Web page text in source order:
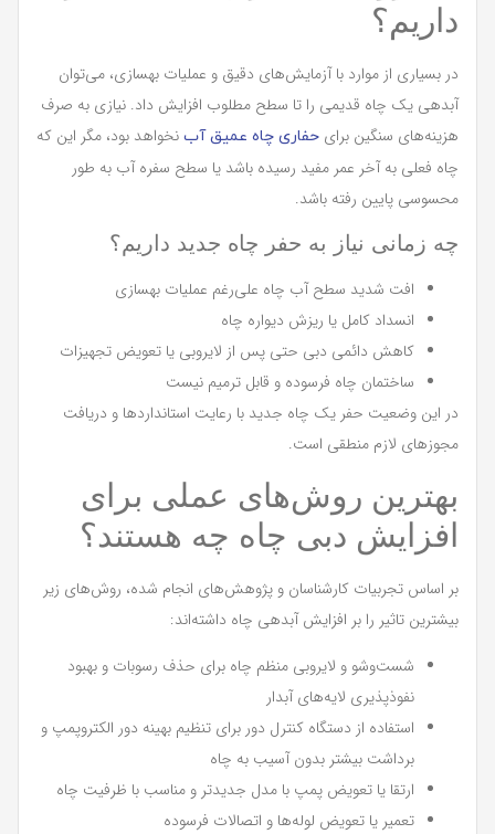
داریم؟
در بسیاری از موارد با آزمایش‌های دقیق و عملیات بهسازی، می‌توان
آبدهی یک چاه قدیمی را تا سطح مطلوب افزایش داد. نیازی به صرف
هزینه‌های سنگین برای حفاری چاه عمیق آب نخواهد بود، مگر این که
چاه فعلی به آخر عمر مفید رسیده باشد یا سطح سفره آب به طور
محسوسی پایین رفته باشد.
چه زمانی نیاز به حفر چاه جدید داریم؟
افت شدید سطح آب چاه علی‌رغم عملیات بهسازی
انسداد کامل یا ریزش دیواره چاه
کاهش دائمی دبی حتی پس از لایروبی یا تعویض تجهیزات
ساختمان چاه فرسوده و قابل ترمیم نیست
در این وضعیت حفر یک چاه جدید با رعایت استانداردها و دریافت
مجوزهای لازم منطقی است.
بهترین روش‌های عملی برای
افزایش دبی چاه چه هستند؟
بر اساس تجربیات کارشناسان و پژوهش‌های انجام شده، روش‌های زیر
بیشترین تاثیر را بر افزایش آبدهی چاه داشته‌اند:
شست‌وشو و لایروبی منظم چاه برای حذف رسوبات و بهبود
نفوذپذیری لایه‌های آبدار
استفاده از دستگاه کنترل دور برای تنظیم بهینه دور الکتروپمپ و
برداشت بیشتر بدون آسیب به چاه
ارتقا یا تعویض پمپ با مدل جدیدتر و مناسب با ظرفیت چاه
تعمیر یا تعویض لوله‌ها و اتصالات فرسوده